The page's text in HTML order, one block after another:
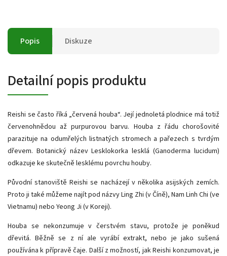
Popis Diskuze
Detailní popis produktu
Reishi se často říká „červená houba“. Její jednoletá plodnice má totiž
červenohnědou až purpurovou barvu. Houba z řádu chorošovité
parazituje na odumřelých listnatých stromech a pařezech s tvrdým
dřevem. Botanický název Lesklokorka lesklá (Ganoderma lucidum)
odkazuje ke skutečně lesklému povrchu houby.
Původní stanoviště Reishi se nacházejí v několika asijských zemích.
Proto ji také můžeme najít pod názvy Ling Zhi (v Číně), Nam Linh Chi (ve
Vietnamu) nebo Yeong Ji (v Koreji).
Houba se nekonzumuje v čerstvém stavu, protože je poněkud
dřevitá. Běžně se z ní ale vyrábí extrakt, nebo je jako sušená
používána k přípravě čaje. Další z možností, jak Reishi konzumovat, je